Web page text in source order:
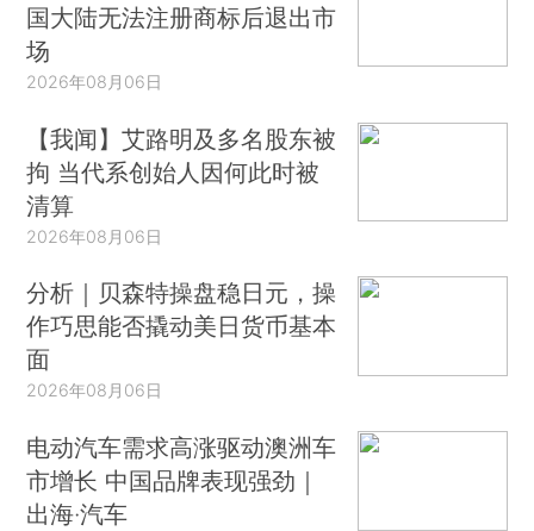
国大陆无法注册商标后退出市
场
2026年08月06日
【我闻】艾路明及多名股东被
拘 当代系创始人因何此时被
清算
2026年08月06日
分析｜贝森特操盘稳日元，操
作巧思能否撬动美日货币基本
面
2026年08月06日
电动汽车需求高涨驱动澳洲车
市增长 中国品牌表现强劲｜
出海·汽车